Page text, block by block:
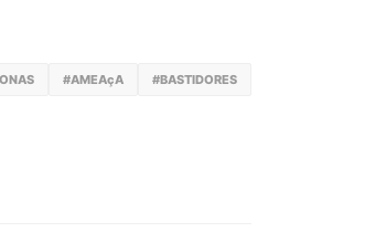
#AMEAçA #BASTIDORES